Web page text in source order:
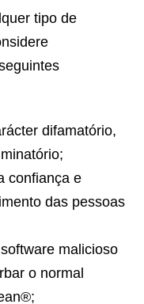
tipo de
difamatório,
confiança e
das pessoas
malicioso
o normal